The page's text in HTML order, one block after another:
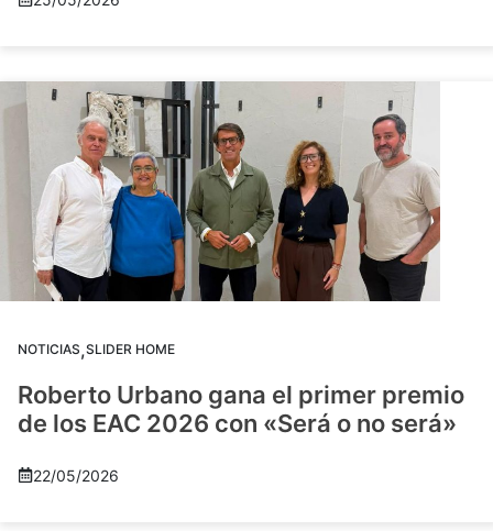
NOTICIAS,SLIDER HOME
Roberto Urbano gana el primer premio
de los EAC 2026 con «Será o no será»
22/05/2026